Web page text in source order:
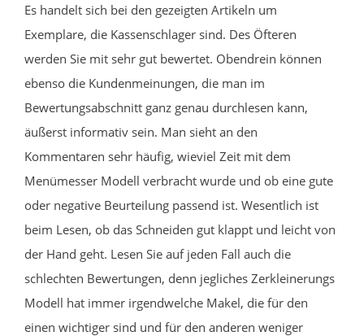
Es handelt sich bei den gezeigten Artikeln um
Exemplare, die Kassenschlager sind. Des Öfteren
werden Sie mit sehr gut bewertet. Obendrein können
ebenso die Kundenmeinungen, die man im
Bewertungsabschnitt ganz genau durchlesen kann,
äußerst informativ sein. Man sieht an den
Kommentaren sehr häufig, wieviel Zeit mit dem
Menümesser Modell verbracht wurde und ob eine gute
oder negative Beurteilung passend ist. Wesentlich ist
beim Lesen, ob das Schneiden gut klappt und leicht von
der Hand geht. Lesen Sie auf jeden Fall auch die
schlechten Bewertungen, denn jegliches Zerkleinerungs
Modell hat immer irgendwelche Makel, die für den
einen wichtiger sind und für den anderen weniger